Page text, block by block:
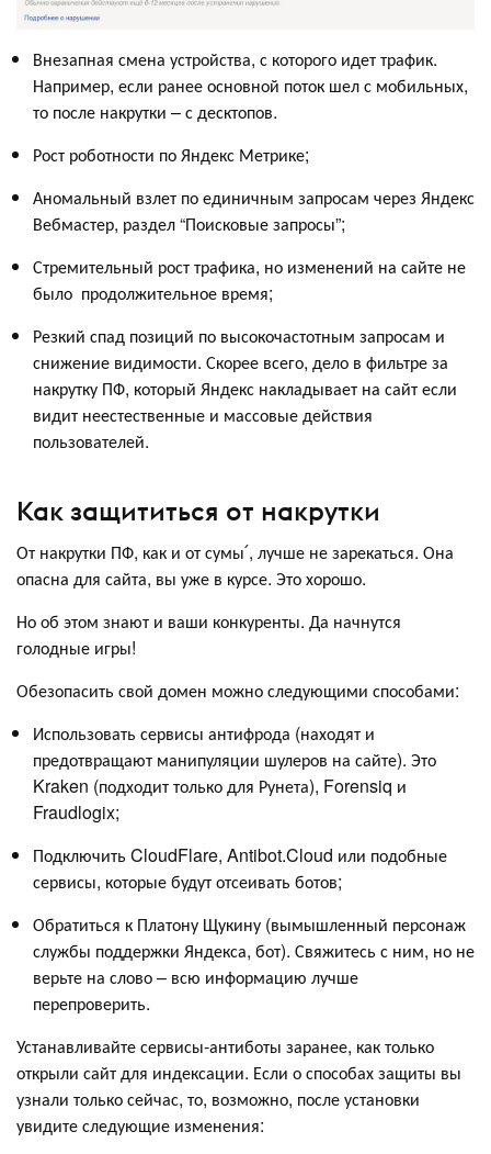
Внезапная смена устройства, с которого идет трафик.
Например, если ранее основной поток шел с мобильных,
то после накрутки – с десктопов.
Рост роботности по Яндекс Метрике;
Аномальный взлет по единичным запросам через Яндекс
Вебмастер, раздел “Поисковые запросы”;
Стремительный рост трафика, но изменений на сайте не
было продолжительное время;
Резкий спад позиций по высокочастотным запросам и
снижение видимости. Скорее всего, дело в фильтре за
накрутку ПФ, который Яндекс накладывает на сайт если
видит неестественные и массовые действия
пользователей.
Как защититься от накрутки
От накрутки ПФ, как и от сумы՛, лучше не зарекаться. Она
опасна для сайта, вы уже в курсе. Это хорошо.
Но об этом знают и ваши конкуренты. Да начнутся
голодные игры!
Обезопасить свой домен можно следующими способами:
Использовать сервисы антифрода (находят и
предотвращают манипуляции шулеров на сайте). Это
Kraken (подходит только для Рунета), Forensiq и
Fraudlogix;
Подключить CloudFlare, Antibot.Cloud или подобные
сервисы, которые будут отсеивать ботов;
Обратиться к Платону Щукину (вымышленный персонаж
службы поддержки Яндекса, бот). Свяжитесь с ним, но не
верьте на слово – всю информацию лучше
перепроверить.
Устанавливайте сервисы-антиботы заранее, как только
открыли сайт для индексации. Если о способах защиты вы
узнали только сейчас, то, возможно, после установки
увидите следующие изменения: